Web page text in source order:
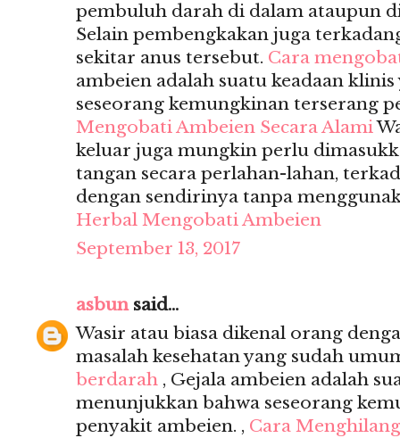
pembuluh darah di dalam ataupun
Selain pembengkakan juga
sekitar anus tersebut. Cara
ambeien adalah suatu keadaan
seseorang kemungkinan terserang
Mengobati Ambeien Secara Alami
keluar juga mungkin perlu
tangan secara perlahan-lahan,
dengan sendirinya tanpa
Herbal Mengobati Ambeien
September 13, 2017
asbunsaid...
Wasir atau biasa dikenal orang
masalah kesehatan yang sudah
berdarah , Gejala ambeien adalah
menunjukkan bahwa seseorang
penyakit ambeien. , Cara